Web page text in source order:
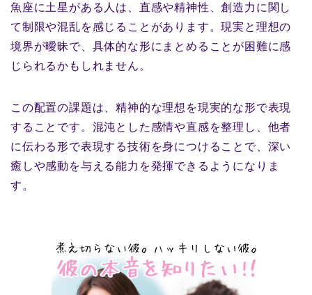
魚座に土星がある人は、直感や精神性、創造力に関し
て制限や混乱を感じることがあります。現実と理想の
境界が曖昧で、具体的な形にまとめることが困難に感
じられるかもしれません。
この配置の課題は、精神的な理想を現実的な形で表現
することです。混沌とした感情や直感を整理し、他者
に伝わる形で表現する技術を身につけることで、深い
癒しや感動を与える能力を発揮できるようになりま
す。